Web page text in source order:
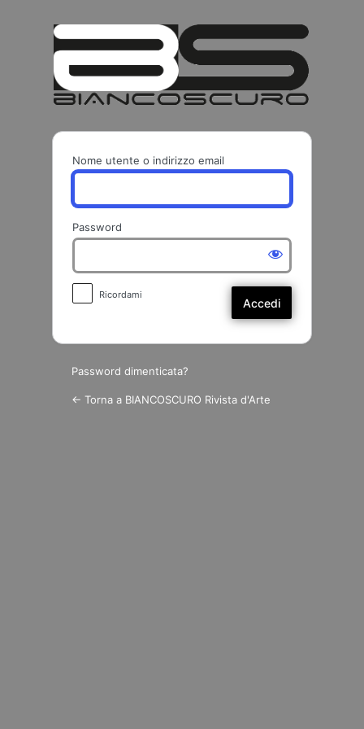
Nome utente o indirizzo email
Password
Ricordami
Password dimenticata?
← Torna a BIANCOSCURO Rivista d'Arte